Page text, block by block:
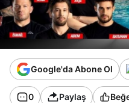
Google'da Abone Ol
0 Paylaş